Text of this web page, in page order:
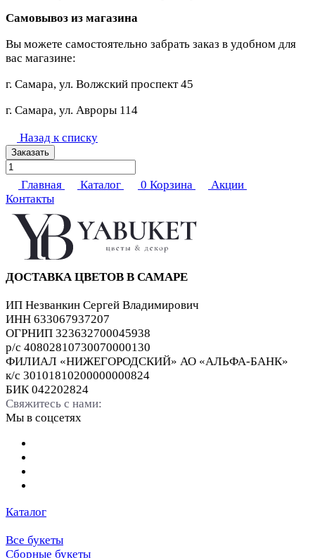
Самовывоз из магазина
Вы можете самостоятельно забрать заказ в удобном для
вас магазине:
г. Самара, ул. Волжский проспект 45
г. Самара, ул. Авроры 114
Назад к списку
Заказать
Главная Каталог 0 Корзина
Акции
Контакты
ДОСТАВКА ЦВЕТОВ В САМАРЕ
ИП Незванкин Сергей Владимирович
ИНН 633067937207
ОГРНИП 323632700045938
р/с 40802810730070000130
ФИЛИАЛ «НИЖЕГОРОДСКИЙ» АО «АЛЬФА-БАНК»
к/с 30101810200000000824
БИК 042202824
Свяжитесь с нами:
Мы в соцсетях
Каталог
Все букеты
Сборные букеты